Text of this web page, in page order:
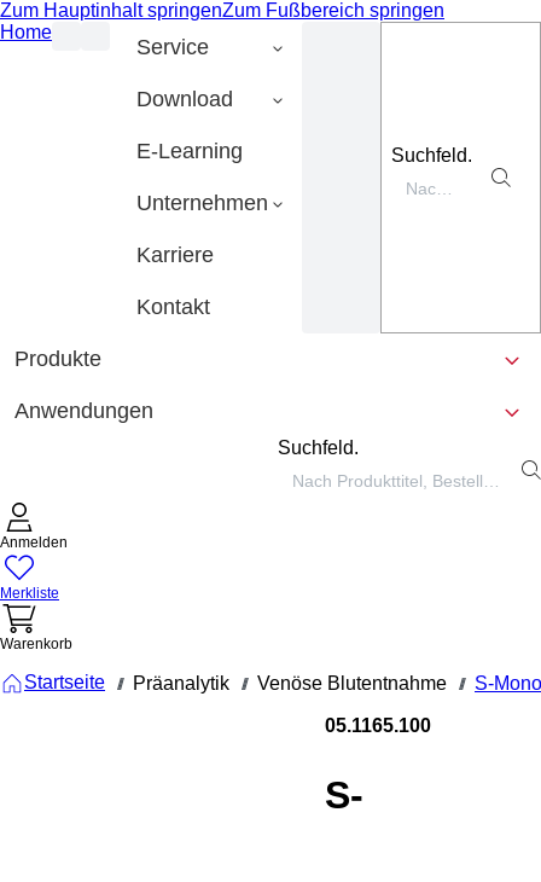
Zum Hauptinhalt springenZum Fußbereich springen
Home
Service
Download
E-Learning
Unternehmen
Karriere
Kontakt
Suchfeld.
Produkte
Anwendungen
Suchfeld.
Anmelden
Merkliste
Warenkorb
Startseite /// Präanalytik /// Venöse Blutentnahme /// S-
05.1165.100
S-